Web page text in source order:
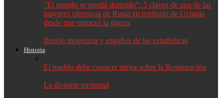
"El mundo se quedó dormido": 5 claves de una de las
mayores ofensivas de Rusia en territorio de Ucrania
desde que empezó la guerra
Ilusión monetaria y engaños de las estadísticas
Historia
El pueblo debe conocer mejor sobre la Restauración
La division territorial